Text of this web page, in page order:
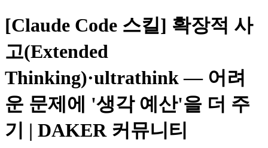
[Claude Code 스킬] 확장적 사
고(Extended
Thinking)·ultrathink — 어려
운 문제에 '생각 예산'을 더 주
기 | DAKER 커뮤니티